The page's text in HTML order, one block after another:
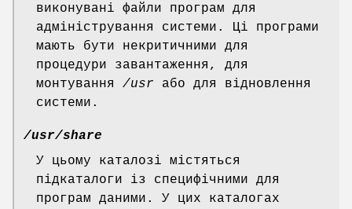
виконувані файли програм для
адміністрування системи. Ці програми
мають бути некритичними для
процедури завантаження, для
монтування /usr або для відновлення
системи.
/usr/share
У цьому каталозі містяться
підкаталоги із специфічними для
програм даними. У цих каталогах